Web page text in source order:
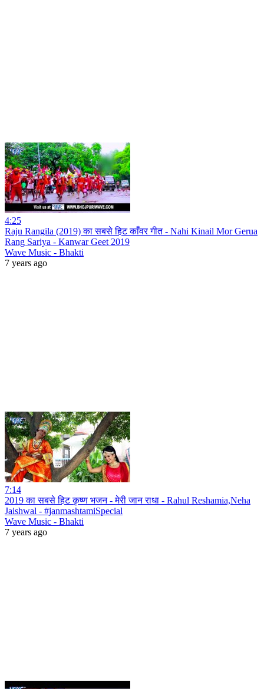
4:25
Raju Rangila (2019) का सबसे हिट काँवर गीत - Nahi Kinail Mor Gerua
Rang Sariya - Kanwar Geet 2019
Wave Music - Bhakti
7 years ago
7:14
2019 का सबसे हिट कृष्ण भजन - मेरी जान राधा - Rahul Reshamia,Neha
Jaishwal - #janmashtamiSpecial
Wave Music - Bhakti
7 years ago